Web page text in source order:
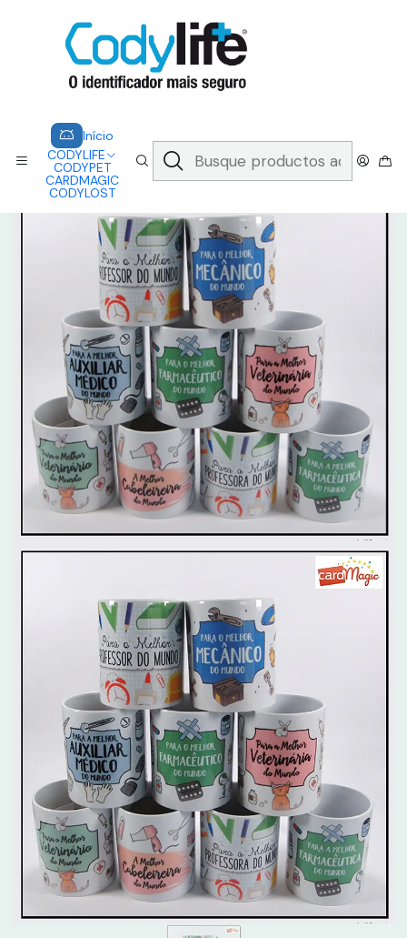
Início
CODYLIFE
CODYPET
CARDMAGIC
CODYLOST
A CODYLIFE PERMITE AOS SOCORRISTAS ACEDER
INSTANTANEAMENTE AOS SEUS DADOS ATRAVÉS DE UM QR CODE
Saber mais